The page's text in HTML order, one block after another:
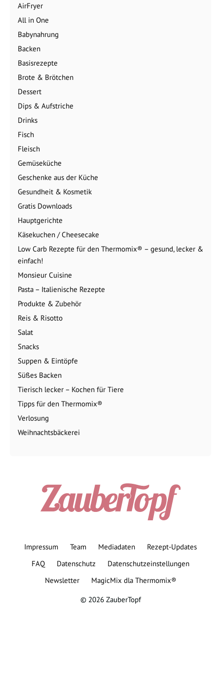
AirFryer
All in One
Babynahrung
Backen
Basisrezepte
Brote & Brötchen
Dessert
Dips & Aufstriche
Drinks
Fisch
Fleisch
Gemüseküche
Geschenke aus der Küche
Gesundheit & Kosmetik
Gratis Downloads
Hauptgerichte
Käsekuchen / Cheesecake
Low Carb Rezepte für den Thermomix® – gesund, lecker &
einfach!
Monsieur Cuisine
Pasta – Italienische Rezepte
Produkte & Zubehör
Reis & Risotto
Salat
Snacks
Suppen & Eintöpfe
Süßes Backen
Tierisch lecker – Kochen für Tiere
Tipps für den Thermomix®
Verlosung
Weihnachtsbäckerei
Impressum Team Mediadaten
Rezept-Updates
FAQ
Datenschutz
Datenschutzeinstellungen
Newsletter
MagicMix dla Thermomix®
© 2026 ZauberTopf